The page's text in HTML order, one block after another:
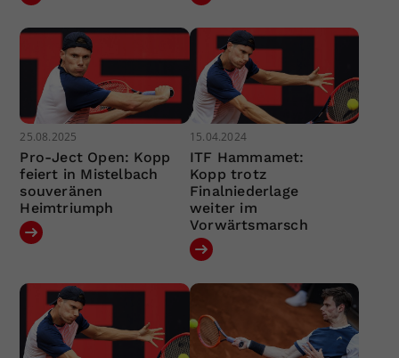
25.08.2025
Pro-Ject Open: Kopp
feiert in Mistelbach
souveränen
Heimtriumph
15.04.2024
ITF Hammamet:
Kopp trotz
Finalniederlage
weiter im
Vorwärtsmarsch